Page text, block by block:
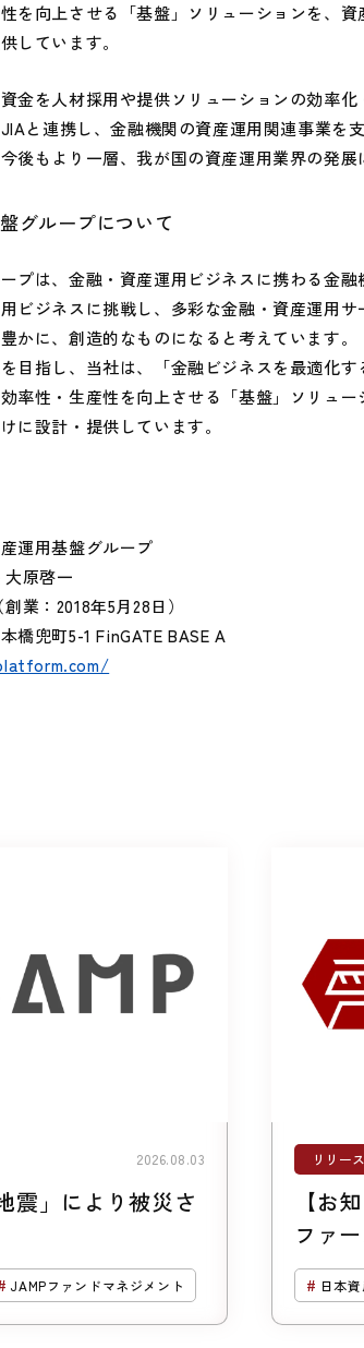
を向上させる「基盤」ソリューションを、
しています。
金を人材採用や提供ソリューションの効率
と連携し、金融機関の資産運用関連事業を
後もより一層、我が国の資産運用業界の発展
ループについて
プは、金融・資産運用ビジネスに携わる金
ビジネスに挑戦し、多彩な金融・資産運用サ
かに、創造的なものになると考えています。
目指し、当社は、「金融ビジネスを最適化
率性・生産性を向上させる「基盤」ソリュー
に設計・提供しています。
運用基盤グループ
原啓一
業：2018年5月28日）
橋兜町5-1 FinGATE BASE A
2026.08.03
震」により被災さ
JAMPファンドマネジメント
リリース
【お
ファ
を調
日本